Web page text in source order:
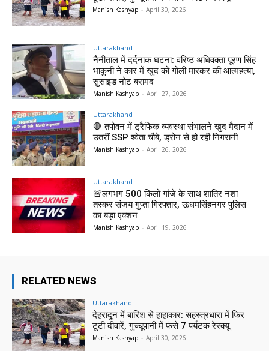
Manish Kashyap - April 30, 2026
Uttarakhand
नैनीताल में दर्दनाक घटना: वरिष्ठ अधिवक्ता पूरण सिंह
भाकुनी ने कार में खुद को गोली मारकर की आत्महत्या,
सुसाइड नोट बरामद
Manish Kashyap - April 27, 2026
Uttarakhand
🛑 तपोवन में ट्रैफिक व्यवस्था संभालने खुद मैदान में
उतरीं SSP श्वेता चौबे, ड्रोन से हो रही निगरानी
Manish Kashyap - April 26, 2026
Uttarakhand
🚨लगभग 500 किलो गांजे के साथ शातिर नशा
तस्कर संजय गुप्ता गिरफ्तार, ऊधमसिंहनगर पुलिस
का बड़ा एक्शन
Manish Kashyap - April 19, 2026
RELATED NEWS
Uttarakhand
देहरादून में बारिश से हाहाकार: सहस्त्रधारा में फिर
टूटी दीवारें, गुच्चूपानी में फंसे 7 पर्यटक रेस्क्यू
Manish Kashyap - April 30, 2026